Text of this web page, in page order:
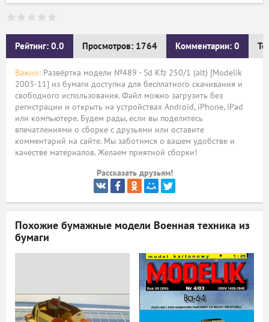
Рейтинг: 0.0 Просмотров: 1764 Комментарии: 0
Важно: Развёртка модели №489 - Sd Kfz 250/1 (alt) [Modelik
2003-11] из бумаги доступна для бесплатного скачивания и
свободного использования. Файл можно загрузить без
регистрации и открыть на устройствах Android, iPhone, iPad
или компьютере. Будем рады, если вы поделитесь
впечатлениями о сборке с друзьями или оставите
комментарий на сайте. Мы заботимся о вашем удобстве и
качестве материалов. Желаем приятной сборки!
Рассказать друзьям!
Похожие бумажные модели Военная техника из
бумаги